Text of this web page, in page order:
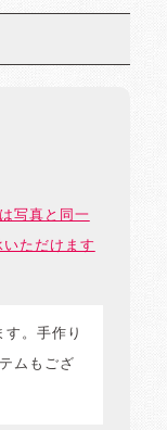
写真と同一
ただけます
。手作り
ムもござ